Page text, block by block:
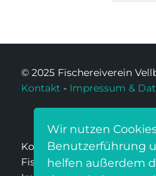
© 2025 Fischereiverein
Kontakt - Impressum &
Kontakt:
Fischereiverein Vellberg
Wir nutzen
Benutzerführung
helfen außerdem